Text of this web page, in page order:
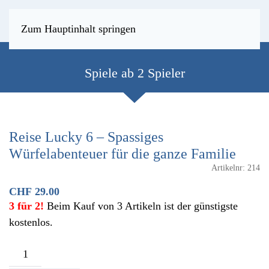
Zum Hauptinhalt springen
Spiele ab 2 Spieler
Reise Lucky 6 – Spassiges
Würfelabenteuer für die ganze Familie
Artikelnr: 214
CHF 29.00
3 für 2! Beim Kauf von 3 Artikeln ist der günstigste
kostenlos.
Reise
Lucky